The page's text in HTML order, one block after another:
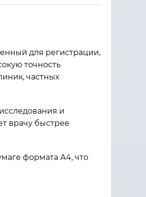
для регистрации,
точность
частных
и
врачу быстрее
формата А4, что